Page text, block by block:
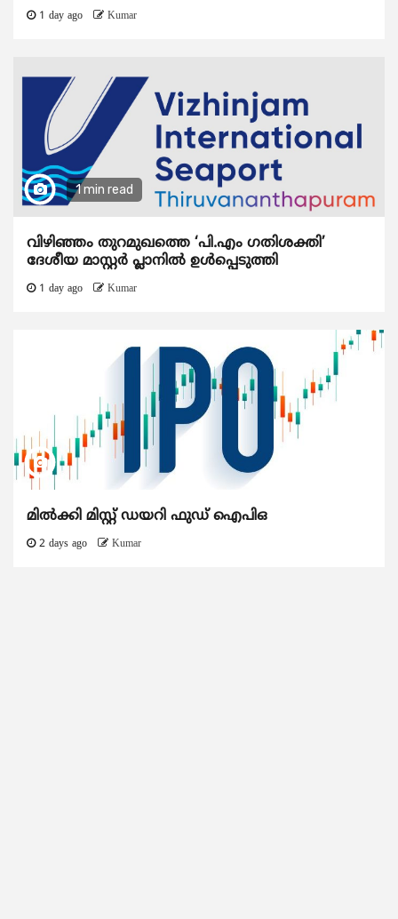
1 day ago Kumar
1 min read
വിഴിഞ്ഞം തുറമുഖത്തെ ‘പി.എം ഗതിശക്തി’
ദേശീയ മാസ്റ്റർ പ്ലാനിൽ ഉൾപ്പെടുത്തി
1 day ago Kumar
മിൽക്കി മിസ്റ്റ് ഡയറി ഫുഡ് ഐപിഒ
2 days ago Kumar